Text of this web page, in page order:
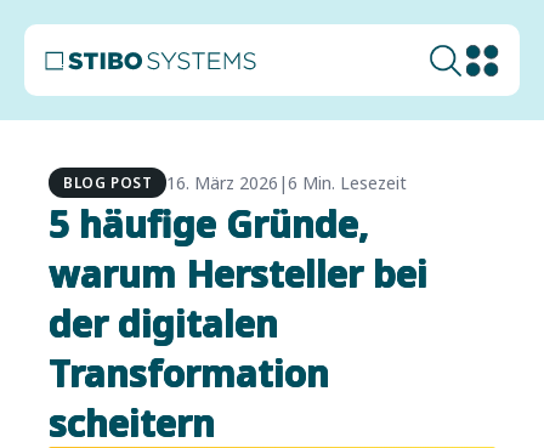
BLOG POST 16. März 2026 |6 Min. Lesezeit
5 häufige Gründe,
warum Hersteller bei
der digitalen
Transformation
scheitern